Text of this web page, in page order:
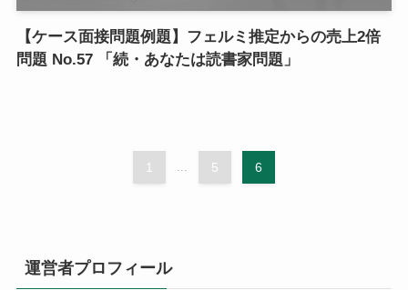
【ケース面接問題例題】フェルミ推定からの売上2倍
問題 No.57 「続・あなたは読書家問題」
1 5 6
運営者プロフィール